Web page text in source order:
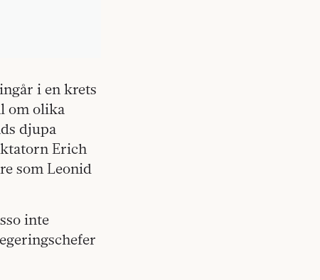
i en krets
om olika
djupa
Erich
som Leonid
inte